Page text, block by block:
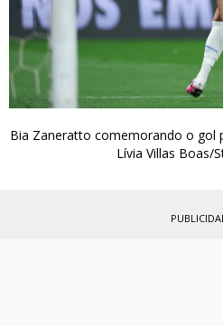
Bia Zaneratto comemorando o gol
Lívia Villas Boas/